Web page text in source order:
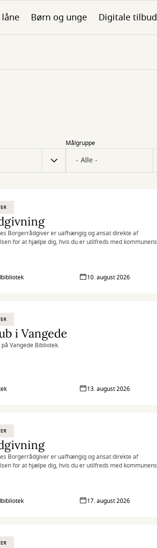
Børn og unge Digitale tilbud
Målgruppe
Borgerrådgiver er uafhængig og ansat direkte af
for at hjælpe dig, hvis du er utilfreds med kommunens
10. august 2026
i Vangede
Vangede Bibliotek.
13. august 2026
Borgerrådgiver er uafhængig og ansat direkte af
for at hjælpe dig, hvis du er utilfreds med kommunens
17. august 2026